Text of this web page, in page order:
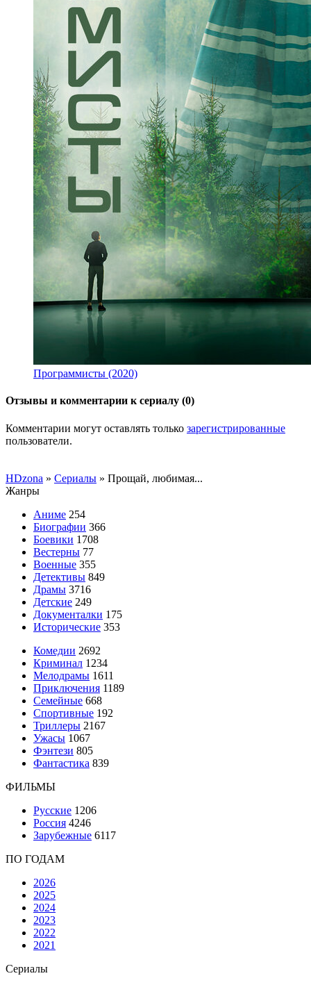
Программисты (2020)
Отзывы и комментарии к сериалу (0)
Комментарии могут оставлять только зарегистрированные
пользователи.
HDzona » Сериалы » Прощай, любимая...
Жанры
Аниме 254
Биографии 366
Боевики 1708
Вестерны 77
Военные 355
Детективы 849
Драмы 3716
Детские 249
Документалки 175
Исторические 353
Комедии 2692
Криминал 1234
Мелодрамы 1611
Приключения 1189
Семейные 668
Спортивные 192
Триллеры 2167
Ужасы 1067
Фэнтези 805
Фантастика 839
ФИЛЬМЫ
Русские 1206
Россия 4246
Зарубежные 6117
ПО ГОДАМ
2026
2025
2024
2023
2022
2021
Сериалы